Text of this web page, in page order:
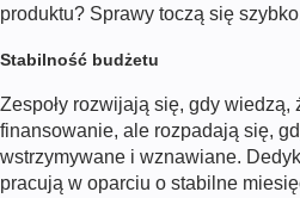
produktu? Sprawy toczą się
Stabilność budżetu
Zespoły rozwijają się, gdy wiedzą,
finansowanie, ale rozpadają się,
wstrzymywane i wznawiane.
pracują w oparciu o stabilne